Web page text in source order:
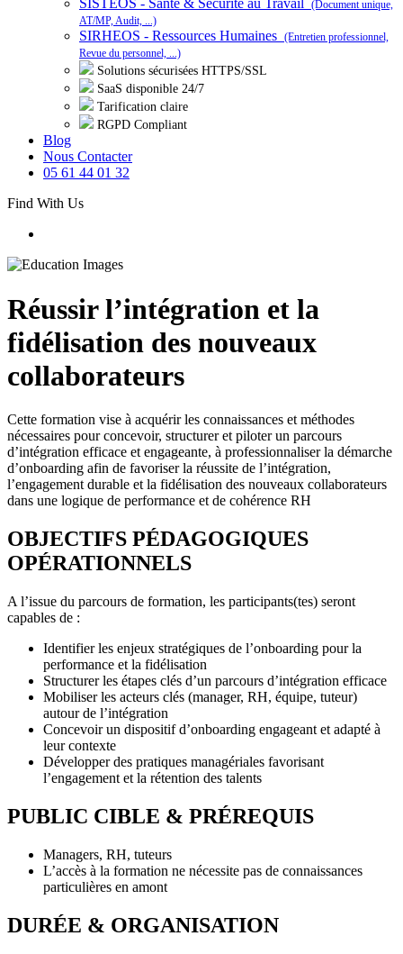
SISTEOS - Santé & Sécurité au Travail
(Document unique,
AT/MP, Audit, ...)
SIRHEOS - Ressources Humaines (Entretien professionnel,
Revue du personnel, ...)
Solutions sécurisées HTTPS/SSL
SaaS disponible 24/7
Tarification claire
RGPD Compliant
Blog
Nous Contacter
05 61 44 01 32
Find With Us
Réussir l’intégration et la
fidélisation des nouveaux
collaborateurs
Cette formation vise à acquérir les connaissances et méthodes
nécessaires pour concevoir, structurer et piloter un parcours
d’intégration efficace et engageante, à professionnaliser la démarche
d’onboarding afin de favoriser la réussite de l’intégration,
l’engagement durable et la fidélisation des nouveaux collaborateurs
dans une logique de performance et de cohérence RH
OBJECTIFS PÉDAGOGIQUES
OPÉRATIONNELS
A l’issue du parcours de formation, les participants(tes) seront
capables de :
Identifier les enjeux stratégiques de l’onboarding pour la
performance et la fidélisation
Structurer les étapes clés d’un parcours d’intégration efficace
Mobiliser les acteurs clés (manager, RH, équipe, tuteur)
autour de l’intégration
Concevoir un dispositif d’onboarding engageant et adapté à
leur contexte
Développer des pratiques managériales favorisant
l’engagement et la rétention des talents
PUBLIC CIBLE & PRÉREQUIS
Managers, RH, tuteurs
L’accès à la formation ne nécessite pas de connaissances
particulières en amont
DURÉE & ORGANISATION